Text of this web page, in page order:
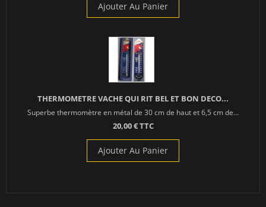
Ajouter Au Panier
THERMOMETRE VACHE QUI RIT BEL ET BON DECO...
Superbe thermomètre en métal de 30 cm de haut et 6,5 cm de...
20,00 € TTC
Ajouter Au Panier